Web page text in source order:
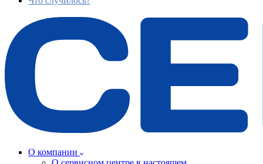
О компании